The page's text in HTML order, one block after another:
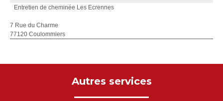
Entretien de cheminée Les Ecrennes
7 Rue du Charme
77120 Coulommiers
Autres services